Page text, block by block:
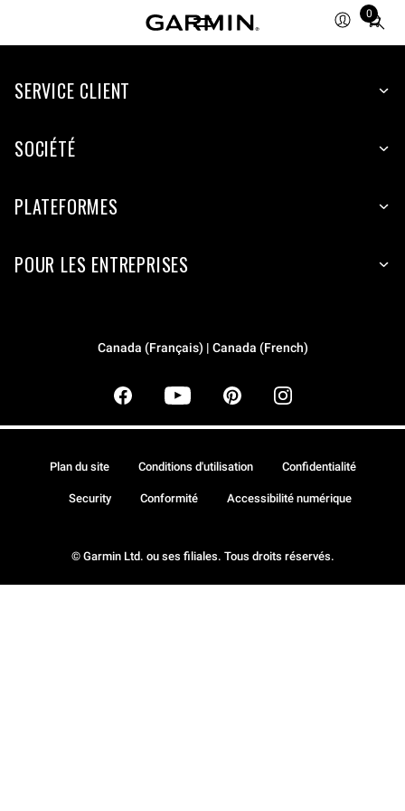
0
Total
items
cart:
SERVICE CLIENT
SOCIÉTÉ
PLATEFORMES
POUR LES ENTREPRISES
Canada (Français) | Canada (French)
© Garmin Ltd. ou ses filiales. Tous droits réservés.
Plan du site Conditions d'utilisation Confidentialité
Security Conformité Accessibilité numérique